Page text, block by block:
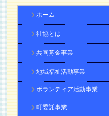
ホーム
社協とは
共同募金事業
地域福祉活動事業
ボランティア活動事業
町委託事業